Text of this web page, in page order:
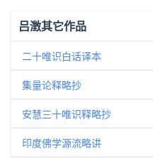
吕澂其它作品
二十唯识白话译本
集量论释略抄
安慧三十唯识释略抄
印度佛学源流略讲